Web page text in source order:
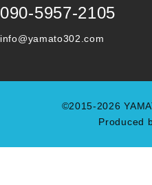
090-5957-2105
info@yamato302.com
©2015-2026
Produced